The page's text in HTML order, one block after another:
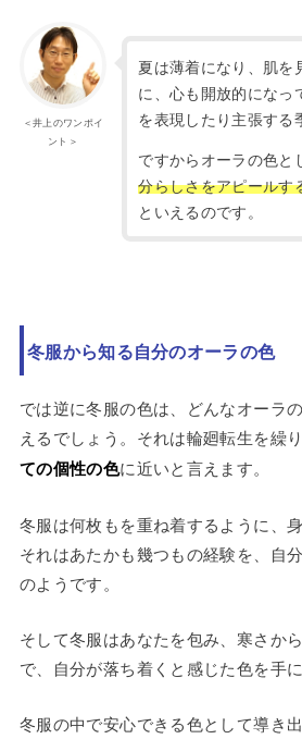
＜井上のワンポイ
ント＞
夏は薄着になり、肌を
に、心も開放的になっ
を表現したり主張する
ですからオーラの色と
分らしさをアピールす
といえるのです。
冬服から知る自分のオーラの色
では逆に冬服の色は、どんなオーラ
えるでしょう。それは輪廻転生を繰り
ての個性の色に近いと言えます。
冬服は何枚もを重ね着するように、
それはあたかも幾つもの経験を、自
のようです。
そして冬服はあなたを包み、寒さか
で、自分が落ち着くと感じた色を手
冬服の中で安心できる色として導き